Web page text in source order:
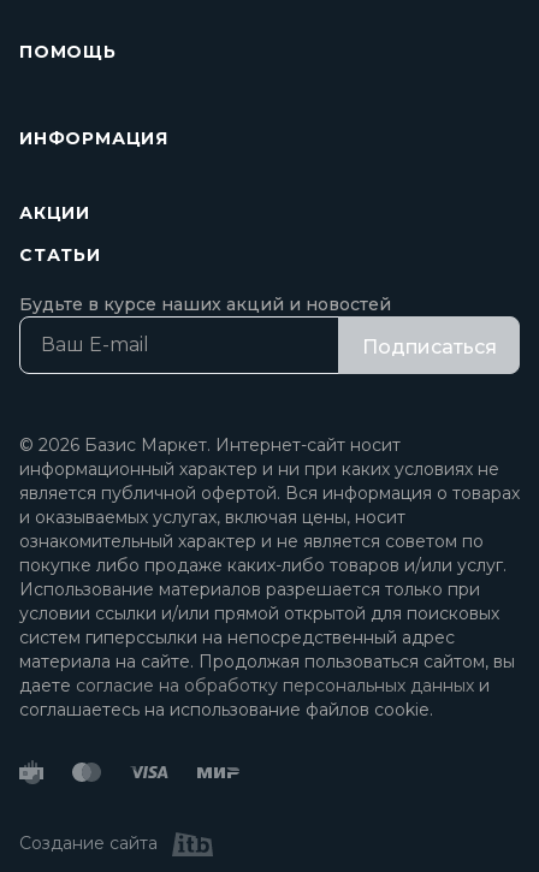
ПОМОЩЬ
ИНФОРМАЦИЯ
АКЦИИ
СТАТЬИ
Будьте в курсе наших акций и новостей
Подписаться
© 2026 Базис Маркет. Интернет-сайт носит
информационный характер и ни при каких условиях не
является публичной офертой. Вся информация о товарах
и оказываемых услугах, включая цены, носит
ознакомительный характер и не является советом по
покупке либо продаже каких-либо товаров и/или услуг.
Использование материалов разрешается только при
условии ссылки и/или прямой открытой для поисковых
систем гиперссылки на непосредственный адрес
материала на сайте. Продолжая пользоваться сайтом, вы
даете согласие на обработку персональных данных и
соглашаетесь на использование файлов cookie.
Создание сайта